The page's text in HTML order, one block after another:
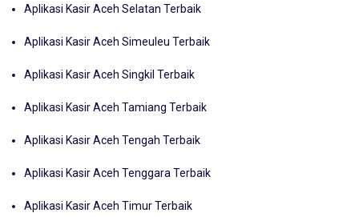
Aplikasi Kasir Aceh Selatan Terbaik
Aplikasi Kasir Aceh Simeuleu Terbaik
Aplikasi Kasir Aceh Singkil Terbaik
Aplikasi Kasir Aceh Tamiang Terbaik
Aplikasi Kasir Aceh Tengah Terbaik
Aplikasi Kasir Aceh Tenggara Terbaik
Aplikasi Kasir Aceh Timur Terbaik